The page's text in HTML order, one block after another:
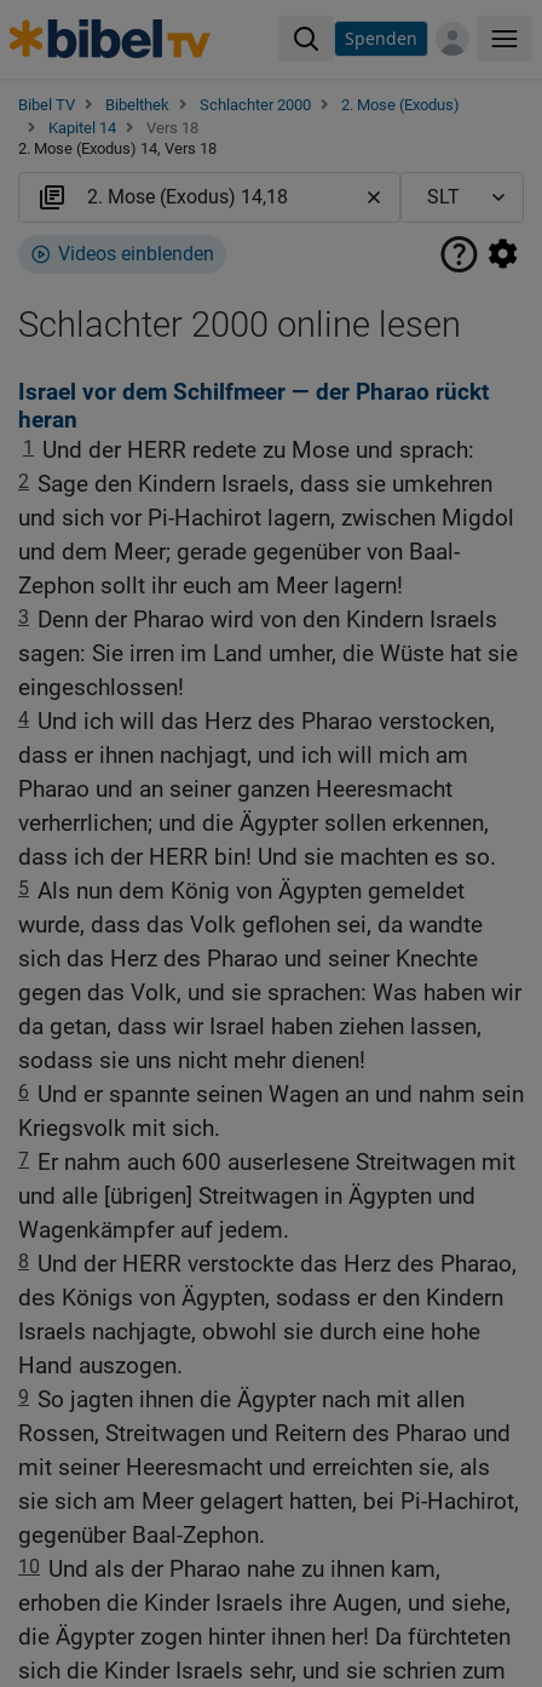
Spenden
Bibel TV Bibelthek Schlachter 2000
2. Mose (Exodus)
Kapitel 14
Vers 18
2. Mose (Exodus) 14, Vers 18
Videos einblenden
Schlachter 2000 online lesen
Israel vor dem Schilfmeer — der Pharao rückt
heran
1 Und der HERR redete zu Mose und sprach:
2 Sage den Kindern Israels, dass sie umkehren
und sich vor Pi-Hachirot lagern, zwischen Migdol
und dem Meer; gerade gegenüber von Baal-
Zephon sollt ihr euch am Meer lagern!
3 Denn der Pharao wird von den Kindern Israels
sagen: Sie irren im Land umher, die Wüste hat sie
eingeschlossen!
4 Und ich will das Herz des Pharao verstocken,
dass er ihnen nachjagt, und ich will mich am
Pharao und an seiner ganzen Heeresmacht
verherrlichen; und die Ägypter sollen erkennen,
dass ich der HERR bin! Und sie machten es so.
5 Als nun dem König von Ägypten gemeldet
wurde, dass das Volk geflohen sei, da wandte
sich das Herz des Pharao und seiner Knechte
gegen das Volk, und sie sprachen: Was haben wir
da getan, dass wir Israel haben ziehen lassen,
sodass sie uns nicht mehr dienen!
6 Und er spannte seinen Wagen an und nahm sein
Kriegsvolk mit sich.
7 Er nahm auch 600 auserlesene Streitwagen mit
und alle [übrigen] Streitwagen in Ägypten und
Wagenkämpfer auf jedem.
8 Und der HERR verstockte das Herz des Pharao,
des Königs von Ägypten, sodass er den Kindern
Israels nachjagte, obwohl sie durch eine hohe
Hand auszogen.
9 So jagten ihnen die Ägypter nach mit allen
Rossen, Streitwagen und Reitern des Pharao und
mit seiner Heeresmacht und erreichten sie, als
sie sich am Meer gelagert hatten, bei Pi-Hachirot,
gegenüber Baal-Zephon.
10 Und als der Pharao nahe zu ihnen kam,
erhoben die Kinder Israels ihre Augen, und siehe,
die Ägypter zogen hinter ihnen her! Da fürchteten
sich die Kinder Israels sehr, und sie schrien zum